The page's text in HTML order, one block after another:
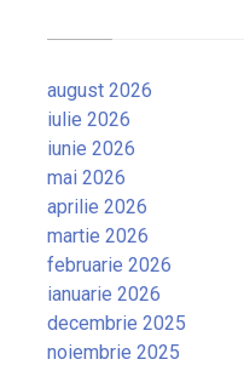
august 2026
iulie 2026
iunie 2026
mai 2026
aprilie 2026
martie 2026
februarie 2026
ianuarie 2026
decembrie 2025
noiembrie 2025